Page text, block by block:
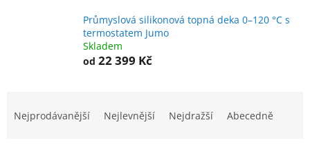
Průmyslová silikonová topná deka 0–120 °C s
termostatem Jumo
Skladem
od 22 399 Kč
Nejprodávanější Nejlevnější Nejdražší Abecedně